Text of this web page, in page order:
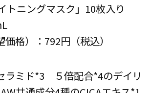
トニングマスク」10枚入り
格）：792円（税込）
ラミド*3 ５倍配合*4のデイリ